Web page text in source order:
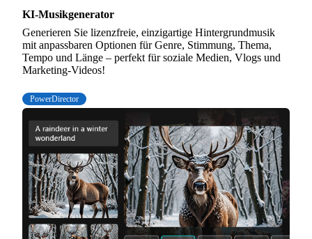
KI-Musikgenerator
Generieren Sie lizenzfreie, einzigartige Hintergrundmusik
mit anpassbaren Optionen für Genre, Stimmung, Thema,
Tempo und Länge – perfekt für soziale Medien, Vlogs und
Marketing-Videos!
PowerDirector